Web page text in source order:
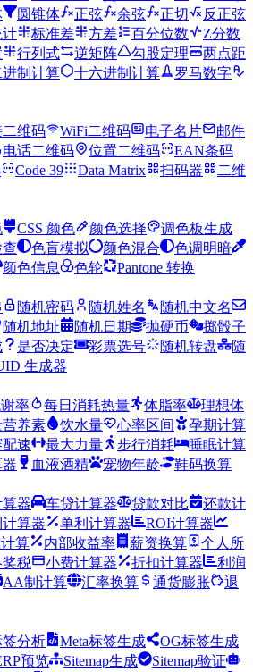
圆锥体 正弦 余弦 正切
反正弦
计 标准差 方差 百分位数
Z分数
行列式 逆矩阵 勾股定理
两点距
进制计算 十六进制计算
罗马数字
维码 WiFi二维码 电子名片
邮件
电话二维码 位置二维码
EAN条码
Code 39 Data Matrix 扫码器
二维
CSS 颜色 颜色选择
调色板生成
色盲模拟 颜色混合
色调明暗
颜色信息 色轮
Pantone 转换
随机密码 随机姓名
随机中文名
随机地址 随机日期 抛硬币
掷骰子
是否决定 彩票选号 随机转盘
随
生成器
率 每日消耗热量 体脂率
理想体
营养素 饮水量 心率区间
孕期计算
配速 最大力量 步行消耗
睡眠计算
血液酒精 宠物年龄
鞋码换算
算器 车贷计算器 贷款对比
还款计
算器 单利计算器
ROI计算器
算 内部收益率 薪资换算
个人所
税 小费计算器 折扣计算器
利润
AA制计算 汇率换算 通货膨胀
退
签分析 Meta标签生成
OG标签生成
预览 Sitemap生成
Sitemap验证